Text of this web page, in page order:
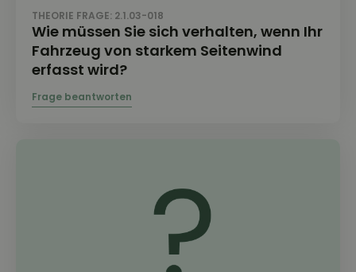
THEORIE FRAGE: 2.1.03-018
Wie müssen Sie sich verhalten, wenn Ihr
Fahrzeug von starkem Seitenwind
erfasst wird?